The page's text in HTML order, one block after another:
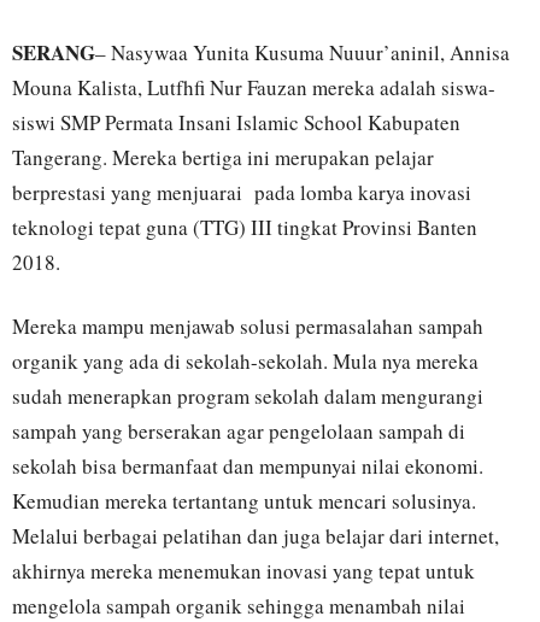
SERANG– Nasywaa Yunita Kusuma Nuuur’aninil, Annisa
Mouna Kalista, Lutfhfi Nur Fauzan mereka adalah siswa-
siswi SMP Permata Insani Islamic School Kabupaten
Tangerang. Mereka bertiga ini merupakan pelajar
berprestasi yang menjuarai pada lomba karya inovasi
teknologi tepat guna (TTG) III tingkat Provinsi Banten
2018.
Mereka mampu menjawab solusi permasalahan sampah
organik yang ada di sekolah-sekolah. Mula nya mereka
sudah menerapkan program sekolah dalam mengurangi
sampah yang berserakan agar pengelolaan sampah di
sekolah bisa bermanfaat dan mempunyai nilai ekonomi.
Kemudian mereka tertantang untuk mencari solusinya.
Melalui berbagai pelatihan dan juga belajar dari internet,
akhirnya mereka menemukan inovasi yang tepat untuk
mengelola sampah organik sehingga menambah nilai